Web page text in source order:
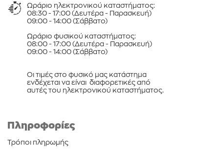
Ωράριο ηλεκτρονικού καταστήματος:
08:30 - 17:00 (Δευτέρα - Παρασκευή)
09:00 - 14:00 (Σάββατο)
Ωράριο φυσικού καταστήματος:
08:00 - 17:00 (Δευτέρα - Παρασκευή)
09:00 - 14:00 (Σάββατο)
Οι τιμές στο φυσικό μας κατάστημα
ενδέχεται να είναι διαφορετικές από
αυτές του ηλεκτρονικού καταστήματος.
Πληροφορίες
Τρόποι πληρωμής